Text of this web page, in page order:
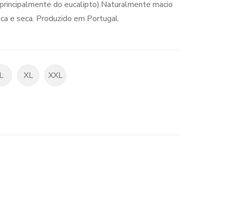
do eucalipto).Naturalmente macio
e seca. Produzido em Portugal.
XL XXL